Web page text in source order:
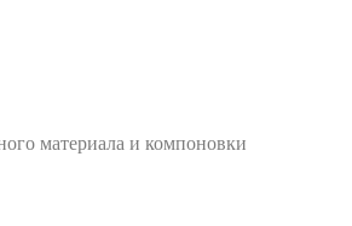
материала и компоновки